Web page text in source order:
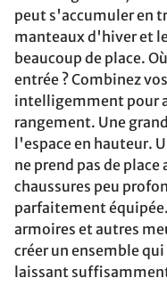
peut s'accumuler en
manteaux d'hiver et
beaucoup de place.
entrée ? Combinez vos
intelligemment pour
rangement. Une
l'espace en hauteur.
ne prend pas de
chaussures peu
parfaitement
armoires et autres
créer un ensemble
laissant